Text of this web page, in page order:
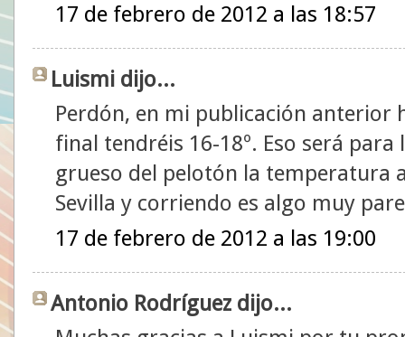
17 de febrero de 2012 a las 18:57
Luismi dijo...
Perdón, en mi publicación anterior
final tendréis 16-18º. Eso será
grueso del pelotón la temperatura
Sevilla y corriendo es algo muy
17 de febrero de 2012 a las 19:00
Antonio Rodríguez dijo...